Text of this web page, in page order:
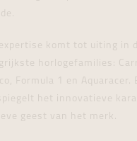
expertise komt tot uiting in
horlogefamilies:
Formula 1 en Aquaracer.
het innovatieve
geest van het merk.